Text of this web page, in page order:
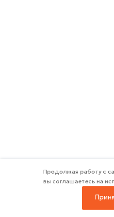
Продолжая работу с
вы соглашаетесь на